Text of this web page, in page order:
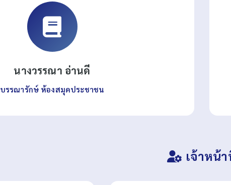
นางวรรณา อ่านดี
บรรณารักษ์ ห้องสมุดประชาชน
เจ้าหน้